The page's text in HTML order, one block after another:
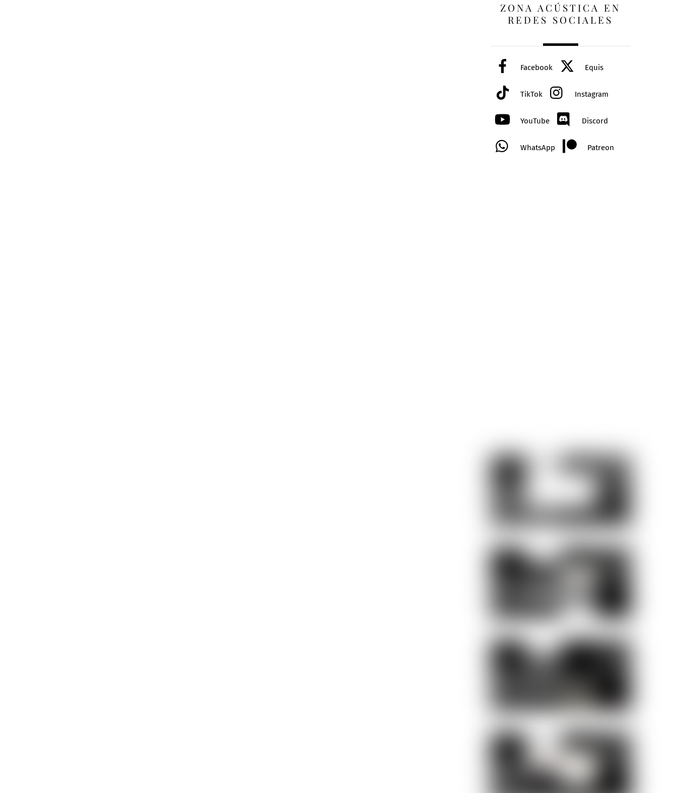
ZONA ACÚSTICA EN
REDES SOCIALES
Facebook Equis
TikTok Instagram
YouTube Discord
WhatsApp Patreon